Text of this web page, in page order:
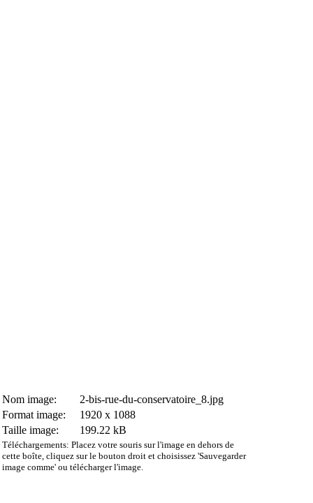
Nom image:
2-bis-rue-du-conservatoire_8.jpg
Format image:
1920 x 1088
Taille image:
199.22 kB
Téléchargements: Placez votre souris sur l'image en dehors de
cette boîte, cliquez sur le bouton droit et choisissez 'Sauvegarder
image comme' ou télécharger l'image.